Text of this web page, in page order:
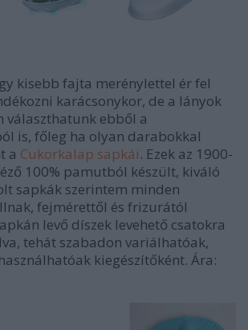
kisebb fajta merénylettel ér fel
karácsonykor, de a lányok
választhatunk ebből a
is, főleg ha olyan darabokkal
a Cukorkalap sapkái. Ezek az 1900-
100% pamutból készült, kiváló
sapkák szerintem minden
fejmérettől és frizurától
levő díszek levehető csatokra
tehát szabadon variálhatóak,
kiegészítőként. Ára: